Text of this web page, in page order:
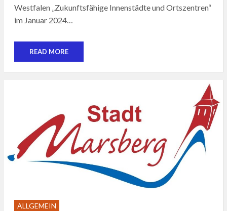
Westfalen „Zukunftsfähige Innenstädte und Ortszentren“
im Januar 2024…
READ MORE
ALLGEMEIN